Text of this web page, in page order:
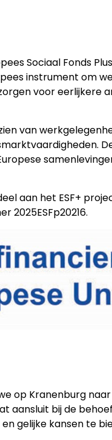
Sociaal Fonds
instrument om
voor eerlijkere
van
aan het ESF+
2025ESFp20216.
op Kranenburg
aansluit bij de
gelijke kansen te